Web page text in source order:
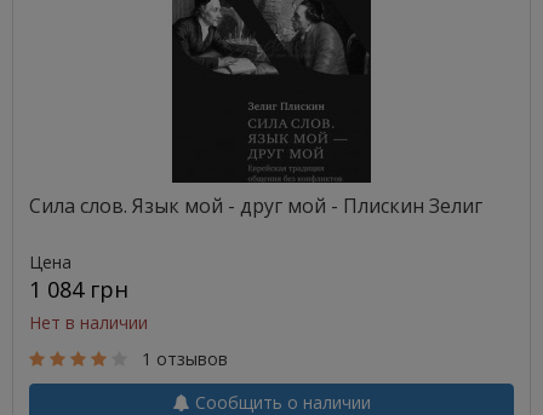
Сила слов. Язык мой - друг мой - Плискин Зелиг
Цена
1 084 грн
Нет в наличии
1 отзывов
Сообщить о наличии